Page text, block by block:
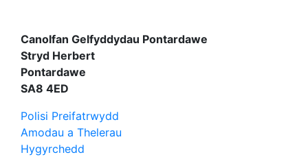
Canolfan Gelfyddydau Pontardawe
Stryd Herbert
Pontardawe
SA8 4ED
Polisi Preifatrwydd
Amodau a Thelerau
Hygyrchedd